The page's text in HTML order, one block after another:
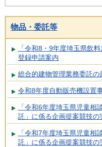
物品・委託等
「令和8・9年度埼玉県飲
登録申請案内
総合的建物管理業務委託
令和8年度自動販売機設置
「令和6年度埼玉県児童相
託」に係る企画提案競技の
「令和7年度埼玉県児童相
託」に係る企画提案競技の